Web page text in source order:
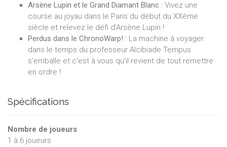
Arsène Lupin et le Grand Diamant Blanc : Vivez une
course au joyau dans le Paris du début du XXème
siècle et relevez le défi d'Arsène Lupin !
Perdus dans le ChronoWarp! : La machine à voyager
dans le temps du professeur Alcibiade Tempus
s'emballe et c'est à vous qu'il revient de tout remettre
en ordre !
Spécifications
Nombre de joueurs
1 à 6 joueurs